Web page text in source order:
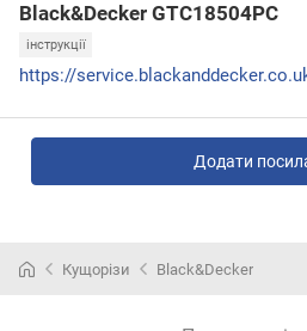
Black&Decker GTC18504PC
інструкції
Додати
Кущорізи Black&Decker